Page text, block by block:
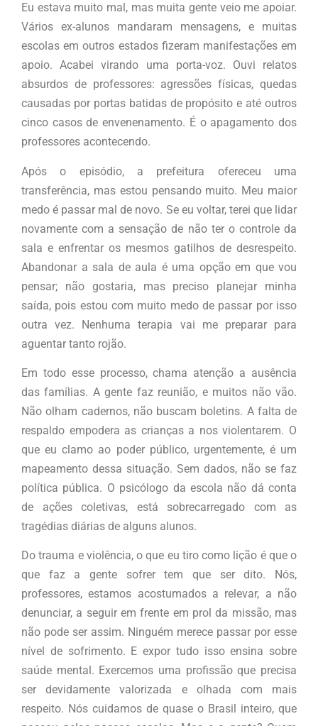
Eu estava muito mal, mas muita gente veio me apoiar.
Vários ex-alunos mandaram mensagens, e muitas
escolas em outros estados fizeram manifestações em
apoio. Acabei virando uma porta-voz. Ouvi relatos
absurdos de professores: agressões físicas, quedas
causadas por portas batidas de propósito e até outros
cinco casos de envenenamento. É o apagamento dos
professores acontecendo.
Após o episódio, a prefeitura ofereceu uma
transferência, mas estou pensando muito. Meu maior
medo é passar mal de novo. Se eu voltar, terei que lidar
novamente com a sensação de não ter o controle da
sala e enfrentar os mesmos gatilhos de desrespeito.
Abandonar a sala de aula é uma opção em que vou
pensar; não gostaria, mas preciso planejar minha
saída, pois estou com muito medo de passar por isso
outra vez. Nenhuma terapia vai me preparar para
aguentar tanto rojão.
Em todo esse processo, chama atenção a ausência
das famílias. A gente faz reunião, e muitos não vão.
Não olham cadernos, não buscam boletins. A falta de
respaldo empodera as crianças a nos violentarem. O
que eu clamo ao poder público, urgentemente, é um
mapeamento dessa situação. Sem dados, não se faz
política pública. O psicólogo da escola não dá conta
de ações coletivas, está sobrecarregado com as
tragédias diárias de alguns alunos.
Do trauma e violência, o que eu tiro como lição é que o
que faz a gente sofrer tem que ser dito. Nós,
professores, estamos acostumados a relevar, a não
denunciar, a seguir em frente em prol da missão, mas
não pode ser assim. Ninguém merece passar por esse
nível de sofrimento. E expor tudo isso ensina sobre
saúde mental. Exercemos uma profissão que precisa
ser devidamente valorizada e olhada com mais
respeito. Nós cuidamos de quase o Brasil inteiro, que